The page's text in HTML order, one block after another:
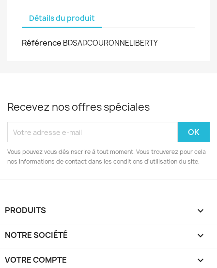
Détails du produit
Référence BDSADCOURONNELIBERTY
Recevez nos offres spéciales
Vous pouvez vous désinscrire à tout moment. Vous trouverez pour cela
nos informations de contact dans les conditions d'utilisation du site.
PRODUITS 
NOTRE SOCIÉTÉ 
VOTRE COMPTE 